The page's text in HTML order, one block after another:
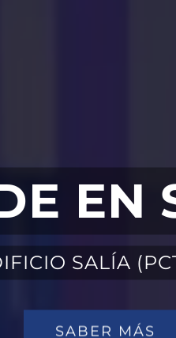
EN
SALÍA
SABER MÁS